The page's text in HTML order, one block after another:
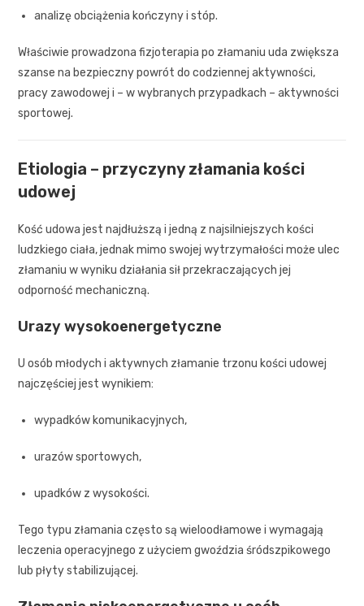
analizę obciążenia kończyny i stóp.
Właściwie prowadzona fizjoterapia po złamaniu uda zwiększa
szanse na bezpieczny powrót do codziennej aktywności,
pracy zawodowej i – w wybranych przypadkach – aktywności
sportowej.
Etiologia – przyczyny złamania kości
udowej
Kość udowa jest najdłuższą i jedną z najsilniejszych kości
ludzkiego ciała, jednak mimo swojej wytrzymałości może ulec
złamaniu w wyniku działania sił przekraczających jej
odporność mechaniczną.
Urazy wysokoenergetyczne
U osób młodych i aktywnych złamanie trzonu kości udowej
najczęściej jest wynikiem:
wypadków komunikacyjnych,
urazów sportowych,
upadków z wysokości.
Tego typu złamania często są wieloodłamowe i wymagają
leczenia operacyjnego z użyciem gwoździa śródszpikowego
lub płyty stabilizującej.